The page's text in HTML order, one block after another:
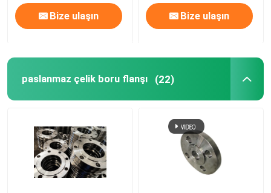
Bize ulaşın Bize ulaşın
paslanmaz çelik boru flanşı (22)